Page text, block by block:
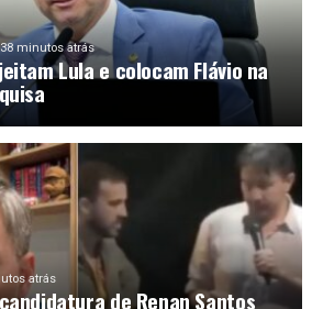
38 minutos atrás
Lula e colocam Flávio na
atrás
de Renan Santos